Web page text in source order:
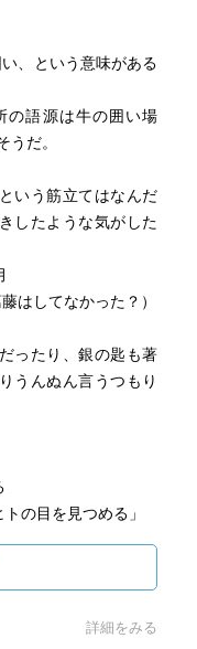
、という意味がある
の語源は牛の囲い場
うだ。
いう筋立てはなんだ
したような気がした
はしてなかった？）
ったり、銀の匙も著
うんぬん言うつもり
の目を見つめる」
詳細をみる